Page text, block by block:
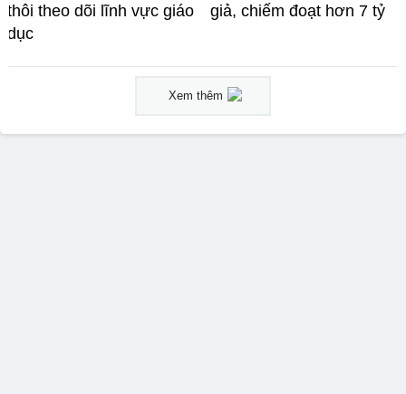
thôi theo dõi lĩnh vực giáo
dục
giả, chiếm đoạt hơn 7 tỷ
Xem thêm